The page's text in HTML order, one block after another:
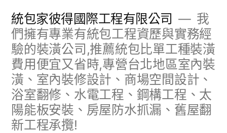
統包家彼得國際工程有限公司
我
們擁有專業有統包工程資歷與實務經
驗的裝潢公司,推薦統包比單工種裝潢
費用便宜又省時,專營台北地區室內裝
潢、室內裝修設計、商場空間設計、
浴室翻修、水電工程、鋼構工程、太
陽能板安裝、房屋防水抓漏、舊屋翻
新工程承攬!